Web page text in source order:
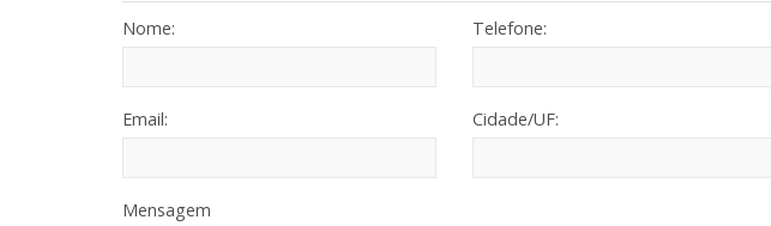
Nome:
Email:
Telefone:
Cidade/UF:
Mensagem